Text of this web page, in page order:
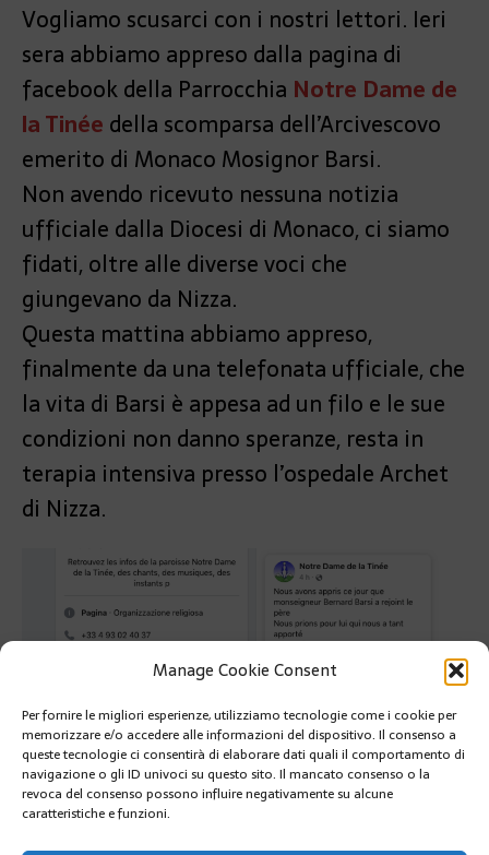
Manage Cookie Consent
Per fornire le migliori esperienze, utilizziamo tecnologie come i cookie per
memorizzare e/o accedere alle informazioni del dispositivo. Il consenso a
queste tecnologie ci consentirà di elaborare dati quali il comportamento di
navigazione o gli ID univoci su questo sito. Il mancato consenso o la
revoca del consenso possono influire negativamente su alcune
caratteristiche e funzioni.
Vogliamo scusarci con i nostri lettori. Ieri
sera abbiamo appreso dalla pagina di
facebook della Parrocchia Notre Dame de
la Tinée della scomparsa dell’Arcivescovo
emerito di Monaco Mosignor Barsi.
Non avendo ricevuto nessuna notizia
ufficiale dalla Diocesi di Monaco, ci siamo
fidati, oltre alle diverse voci che
giungevano da Nizza.
Questa mattina abbiamo appreso,
finalmente da una telefonata ufficiale, che
la vita di Barsi è appesa ad un filo e le sue
condizioni non danno speranze, resta in
terapia intensiva presso l’ospedale Archet
di Nizza.
PRÉCÉDENT
LE TARTARUGHE DEL MUSEO OCENAGRAFICO
ARRIVATE IN SENEGAL